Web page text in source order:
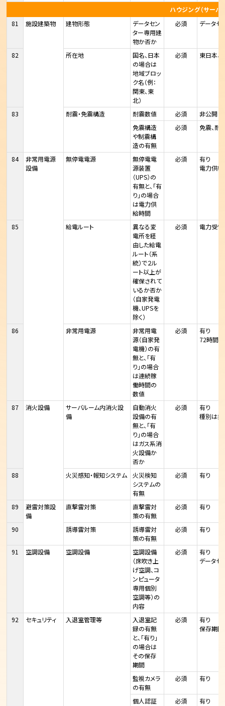
ハウジング（サーバ
81
施設建築物 建物形態
データセン
ター専用建
物か否か
必須 データセ
82 所在地
国名、日本
の場合は
地域ブロッ
ク名（例：
関東、東
北）
必須 東日本、
83 耐震・免震構造 耐震数値 必須
非公開
免震構造
や制震構
造の有無
必須 免震、耐
84
非常用電源
設備
無停電電源
無停電電
源装置
（UPS）の
有無と、「有
り」の場合
は電力供
給時間
必須
有り
電力供給
85 給電ルート
異なる変
電所を経
由した給電
ルート（系
統）で２ル
ート以上が
確保されて
いるか否か
（自家発電
機、UPSを
除く）
必須 電力受電
86 非常用電源
非常用電
源（自家発
電機）の有
無と、「有
り」の場合
は連続稼
働時間の
数値
必須
有り
72時間程
87 消火設備
サーバルーム内消火設
備
自動消火
設備の有
無と、「有
り」の場合
はガス系消
火設備か
否か
必須
有り
種別は
88 火災感知・報知システム
火災検知
システムの
有無
必須 有り
89
避雷対策設
備
直撃雷対策
直撃雷対
策の有無
必須 有り
90 誘導雷対策
誘導雷対
策の有無
必須 有り
91 空調設備 空調設備
空調設備
（床吹き上
げ空調、コ
ンピュータ
専用個別
空調等）の
内容
必須
有り
データセ
92 セキュリティ 入退室管理等
入退室記
録の有無
と、「有り」
の場合は
その保存
期間
必須
有り
保存期
監視カメラ
の有無
必須 有り
個人認証
必須 有り